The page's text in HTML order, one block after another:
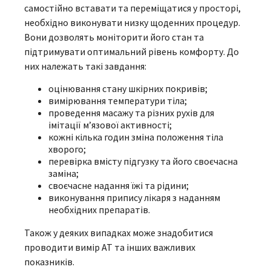
самостійно вставати та переміщатися у просторі,
необхідно виконувати низку щоденних процедур.
Вони дозволять моніторити його стан та
підтримувати оптимальний рівень комфорту. До
них належать такі завдання:
оцінювання стану шкірних покривів;
вимірювання температури тіла;
проведення масажу та різних рухів для
імітації м’язової активності;
кожні кілька годин зміна положення тіла
хворого;
перевірка вмісту підгузку та його своєчасна
заміна;
своєчасне надання їжі та рідини;
виконування припису лікаря з наданням
необхідних препаратів.
Також у деяких випадках може знадобитися
проводити вимір АТ та інших важливих
показників.